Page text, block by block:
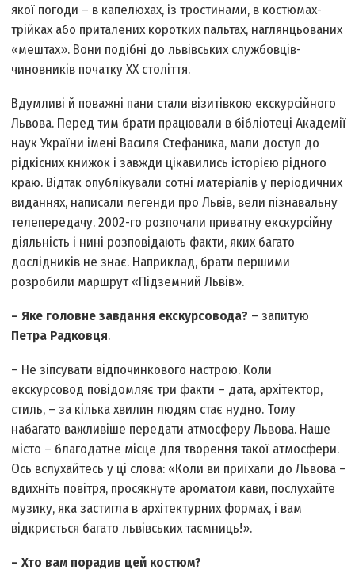
якої погоди – в капелюхах, із тростинами, в костюмах-
трійках або приталених коротких пальтах, наглянцьованих
«мештах». Вони подібні до львівських службовців-
чиновників початку ХХ століття.
Вдумливі й поважні пани стали візитівкою екскурсійного
Львова. Перед тим брати працювали в бібліотеці Академії
наук України імені Василя Стефаника, мали доступ до
рідкісних книжок і завжди цікавились історією рідного
краю. Відтак опублікували сотні матеріалів у періодичних
виданнях, написали легенди про Львів, вели пізнавальну
телепередачу. 2002-го розпочали приватну екскурсійну
діяльність і нині розповідають факти, яких багато
дослідників не знає. Наприклад, брати першими
розробили маршрут «Підземний Львів».
– Яке головне завдання екскурсовода? – запитую
Петра Радковця.
– Не зіпсувати відпочинкового настрою. Коли
екскурсовод повідомляє три факти – дата, архітектор,
стиль, – за кілька хвилин людям стає нудно. Тому
набагато важливіше передати атмосферу Львова. Наше
місто – благодатне місце для творення такої атмосфери.
Ось вслухайтесь у ці слова: «Коли ви приїхали до Львова –
вдихніть повітря, просякнуте ароматом кави, послухайте
музику, яка застигла в архітектурних формах, і вам
відкриється багато львівських таємниць!».
– Хто вам порадив цей костюм?